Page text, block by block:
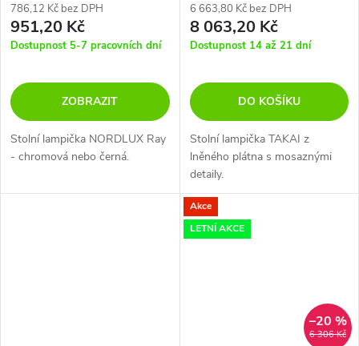
786,12 Kč bez DPH
951,20 Kč
Dostupnost 5-7 pracovních dní
ZOBRAZIT
Stolní lampička NORDLUX Ray
- chromová nebo černá.
6 663,80 Kč bez DPH
8 063,20 Kč
Dostupnost 14 až 21 dní
DO KOŠÍKU
Stolní lampička TAKAI z
lněného plátna s mosaznými
detaily.
Akce
LETNÍ AKCE
6 306 Kč
–20 %